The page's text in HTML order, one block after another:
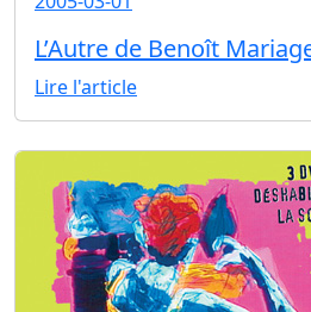
L’Autre de Benoît
Lire l'article